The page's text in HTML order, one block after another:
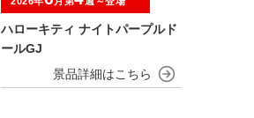
ハローキティ ナイトパープルド
ールGJ